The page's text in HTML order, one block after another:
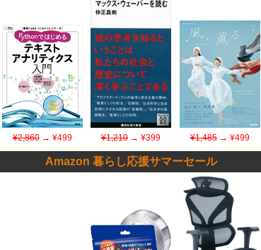
¥2,860→ ¥499 ¥1,210 → ¥399 ¥1,485→ ¥499
Amazon 暮らし応援サマーセール